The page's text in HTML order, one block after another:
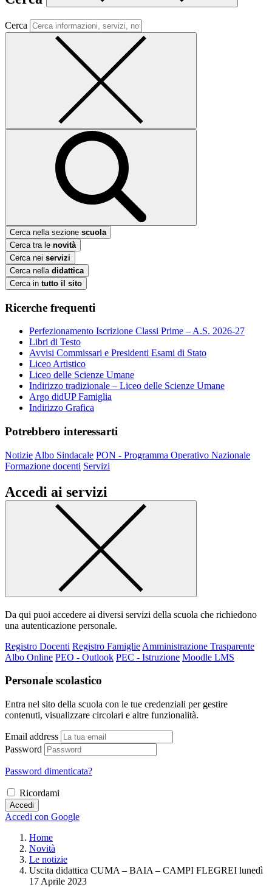
Cerca
Cerca nella sezione scuola
Cerca tra le novità
Cerca nei servizi
Cerca nella didattica
Cerca in tutto il sito
Ricerche frequenti
Perfezionamento Iscrizione Classi Prime – A.S. 2026-27
Libri di Testo
Avvisi Commissari e Presidenti Esami di Stato
Liceo Artistico
Liceo delle Scienze Umane
Indirizzo tradizionale – Liceo delle Scienze Umane
Argo didUP Famiglia
Indirizzo Grafica
Potrebbero interessarti
Notizie Albo Sindacale PON - Programma Operativo Nazionale
Formazione docenti Servizi
Accedi ai servizi
Da qui puoi accedere ai diversi servizi della scuola che richiedono
una autenticazione personale.
Registro Docenti Registro Famiglie Amministrazione Trasparente
Albo Online PEO - Outlook PEC - Istruzione Moodle LMS
Personale scolastico
Entra nel sito della scuola con le tue credenziali per gestire
contenuti, visualizzare circolari e altre funzionalità.
Email address
Password
Password dimenticata?
Ricordami
Accedi
Accedi con Google
Home
Novità
Le notizie
Uscita didattica CUMA – BAIA – CAMPI FLEGREI lunedì
17 Aprile 2023